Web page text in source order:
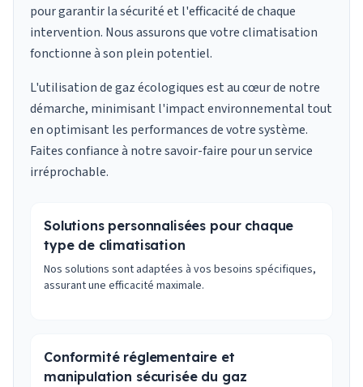
pour garantir la sécurité et l'efficacité de chaque
intervention. Nous assurons que votre climatisation
fonctionne à son plein potentiel.
L'utilisation de gaz écologiques est au cœur de notre
démarche, minimisant l'impact environnemental tout
en optimisant les performances de votre système.
Faites confiance à notre savoir-faire pour un service
irréprochable.
Solutions personnalisées pour chaque
type de climatisation
Nos solutions sont adaptées à vos besoins spécifiques,
assurant une efficacité maximale.
Conformité réglementaire et
manipulation sécurisée du gaz